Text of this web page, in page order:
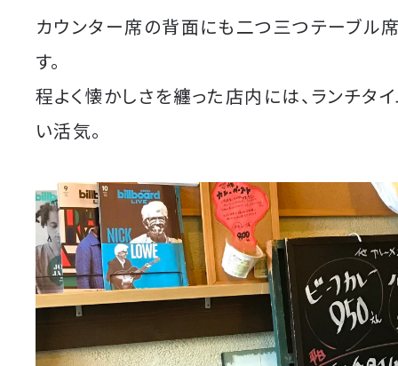
カウンター席の背面にも二つ三つテーブル
す。
程よく懐かしさを纏った店内には、ランチタ
い活気。